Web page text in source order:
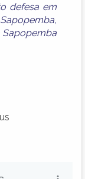
defesa em
,
Sapopemba